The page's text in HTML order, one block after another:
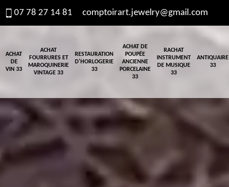
07 78 27 14 81 comptoirart.jewelry@gmail.com
ACHAT
DE
VIN 33
ACHAT
FOURRURES ET
MAROQUINERIE
VINTAGE 33
RESTAURATION
D'HORLOGERIE
33
ACHAT DE
POUPÉE
ANCIENNE
PORCELAINE
33
RACHAT
INSTRUMENT
DE MUSIQUE
33
ANTIQUAIRE
33